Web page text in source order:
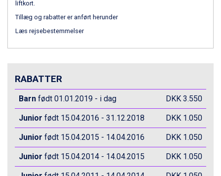
Val Thorens fra DKK 5.395
Cervinia fra DKK 5.295
Sölden fra DKK 8.445
Passo Tonale fra DKK 3.795
Sestriere fra DKK 4.395
Fieberbrunn fra DKK 6.145
Wagrain fra DKK 4.645
Ischgl fra DKK 7.095
St. Anton fra DKK 7.245
Zell am See fra DKK 4.095
Livigno fra DKK 4.145
Canazei fra DKK 4.745
Ponte di Legno fra DKK 4.745
liftkort.
Tillæg og rabatter er anført herunder
Læs rejsebestemmelser
RABATTER
Barn født 01.01.2019 - i dag DKK 3.550
Junior født 15.04.2016 - 31.12.2018 DKK 1.050
Junior født 15.04.2015 - 14.04.2016 DKK 1.050
Junior født 15.04.2014 - 14.04.2015 DKK 1.050